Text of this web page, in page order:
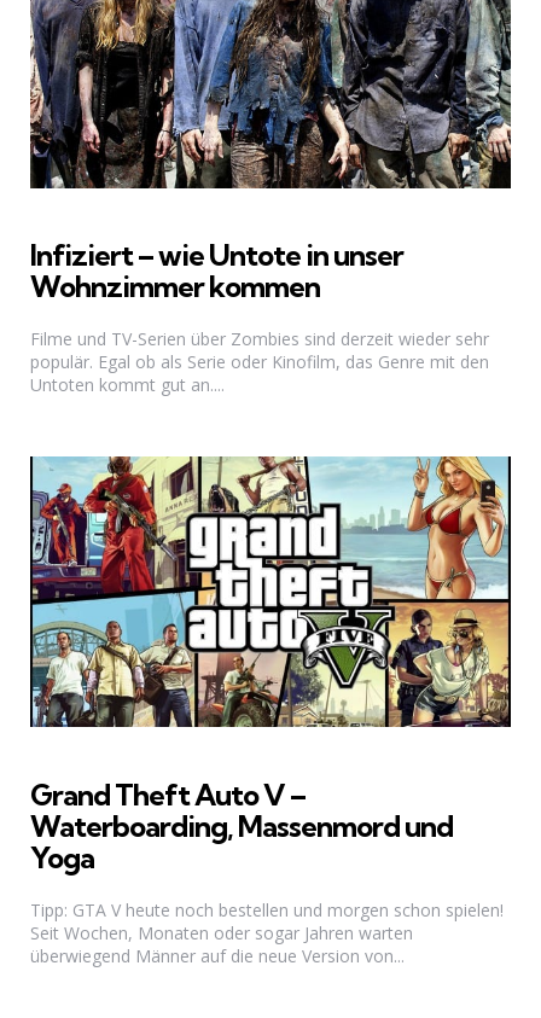
Infiziert – wie Untote in unser
Wohnzimmer kommen
Filme und TV-Serien über Zombies sind derzeit wieder sehr
populär. Egal ob als Serie oder Kinofilm, das Genre mit den
Untoten kommt gut an....
Grand Theft Auto V –
Waterboarding, Massenmord und
Yoga
Tipp: GTA V heute noch bestellen und morgen schon spielen!
Seit Wochen, Monaten oder sogar Jahren warten
überwiegend Männer auf die neue Version von...